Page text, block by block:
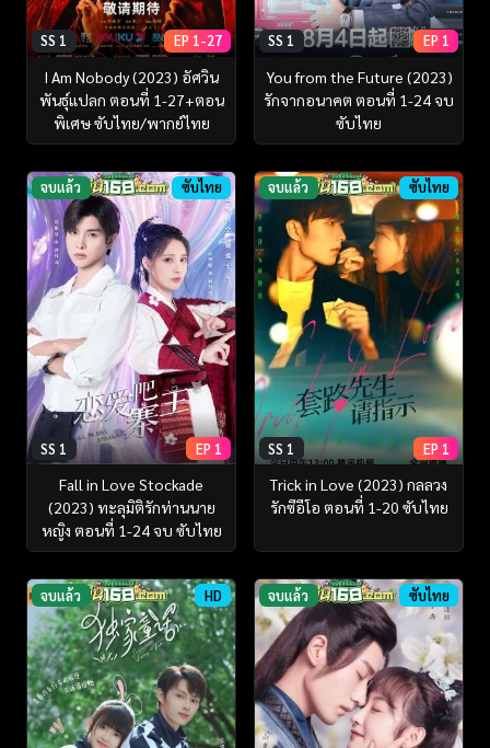
SS 1 EP 1-27
I Am Nobody (2023) อัศวิน
พันธุ์แปลก ตอนที่ 1-27+ตอน
พิเศษ ซับไทย/พากย์ไทย
SS 1 EP 1
You from the Future (2023)
รักจากอนาคต ตอนที่ 1-24 จบ
ซับไทย
จบแล้ว ซับไทย
SS 1 EP 1
Fall in Love Stockade
(2023) ทะลุมิติรักท่านนาย
หญิง ตอนที่ 1-24 จบ ซับไทย
จบแล้ว ซับไทย
SS 1 EP 1
Trick in Love (2023) กลลวง
รักซีอีโอ ตอนที่ 1-20 ซับไทย
จบแล้ว HD จบแล้ว ซับไทย